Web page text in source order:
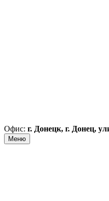
Офис: г. Донецк, г. Донец,
Меню